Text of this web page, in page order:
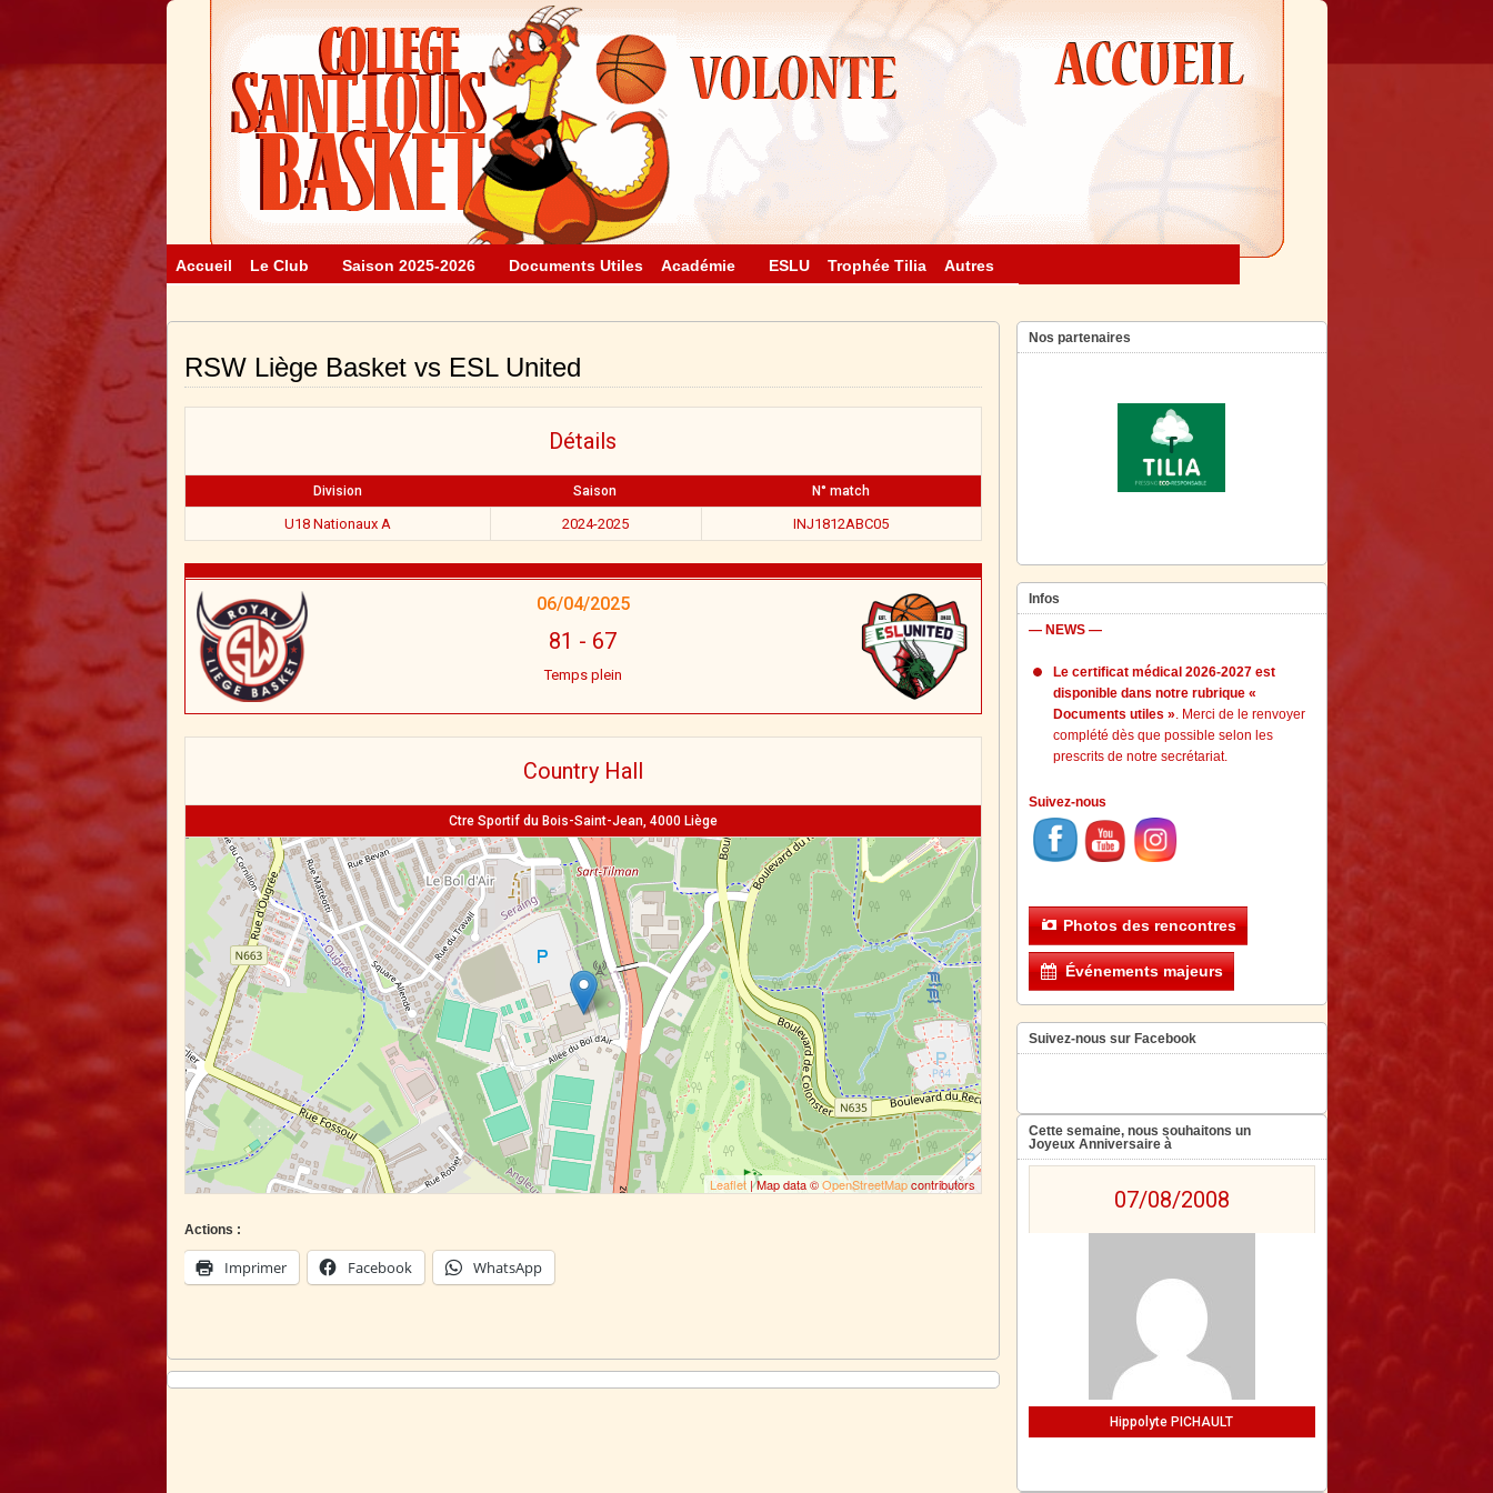
Accueil Le Club Saison 2025-2026 Documents Utiles Académie ESLU Trophée Tilia Autres
RSW Liège Basket vs ESL United
Détails
Division Saison N° match
U18 Nationaux A 2024-2025 INJ1812ABC05
06/04/2025
81 - 67
Temps plein
Country Hall
Ctre Sportif du Bois-Saint-Jean, 4000 Liège
Leaflet| Map data ©OpenStreetMapcontributors
Actions :
Imprimer Facebook WhatsApp
Nos partenaires
Infos
— NEWS —
Le certificat médical 2026-2027 est
disponible dans notre rubrique «
Documents utiles ». Merci de le renvoyer
complété dès que possible selon les
prescrits de notre secrétariat.
Suivez-nous
Photos des rencontres
Événements majeurs
Suivez-nous sur Facebook
Cette semaine, nous souhaitons un
Joyeux Anniversaire à
07/08/2008
Hippolyte PICHAULT